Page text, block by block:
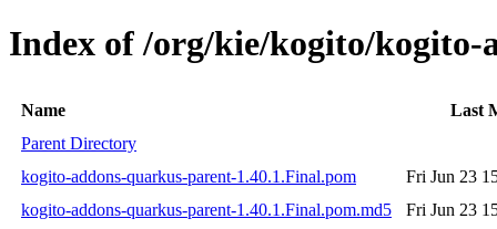
Index of /org/kie/kogito/kogito-
Name
Last
Parent Directory
kogito-addons-quarkus-parent-1.40.1.Final.pom
Fri Jun 23
kogito-addons-quarkus-parent-1.40.1.Final.pom.md5
Fri Jun 23